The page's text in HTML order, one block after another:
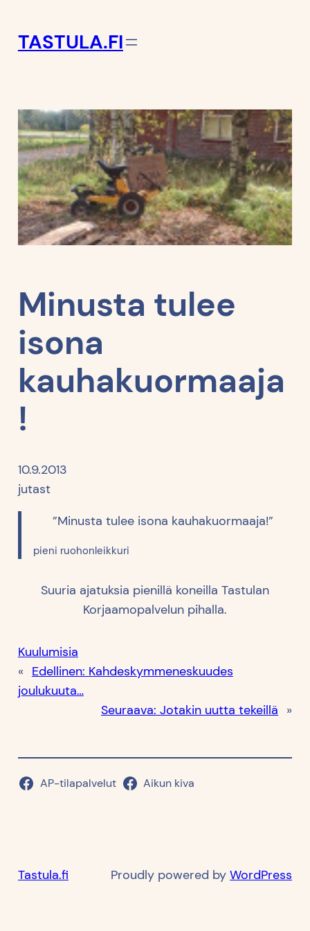
TASTULA.FI
Minusta tulee
isona
kauhakuormaaja
!
10.9.2013
jutast
”Minusta tulee isona kauhakuormaaja!”
pieni ruohonleikkuri
Suuria ajatuksia pienillä koneilla Tastulan
Korjaamopalvelun pihalla.
Kuulumisia
« Edellinen: Kahdeskymmeneskuudes
joulukuuta…
Seuraava: Jotakin uutta tekeillä »
AP-tilapalvelut Aikun kiva
Tastula.fi Proudly powered byWordPress